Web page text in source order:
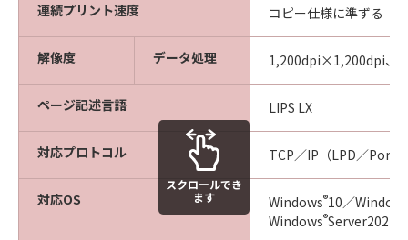
連続プリント速度 コピー仕様に準ずる
解像度 データ処理 1,200dpi×1,200dpi、
ページ記述言語 LIPS LX
対応プロトコル TCP／IP（LPD／
対応OS Windows®10／
Windows®Server2022
スクロールでき
ます